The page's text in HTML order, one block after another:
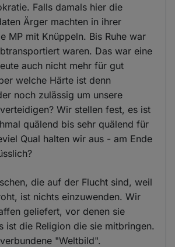
Falls damals hier die
Ärger machten in ihrer
MP mit Knüppeln. Bis Ruhe war
waren. Das war eine
auch nicht mehr für gut
welche Härte ist denn
noch zulässig um unsere
Wir stellen fest, es ist
quälend bis sehr quälend für
Qual halten wir aus - am Ende
die auf der Flucht sind, weil
ist nichts einzuwenden. Wir
geliefert, vor denen sie
ist die Religion die sie mitbringen.
"Weltbild".